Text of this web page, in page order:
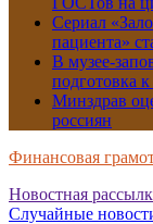
Сериал
пациента»
В музее-
подготовка
Минздрав
россиян
Финансовая
Новостная
Случайные